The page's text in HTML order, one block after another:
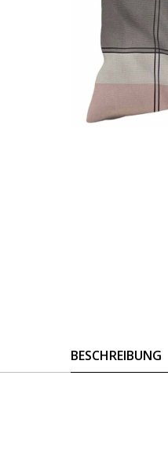
BESCHREIBUNG